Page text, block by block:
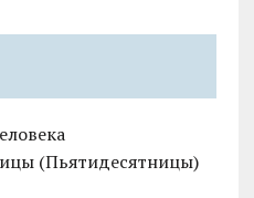
(Пьятидесятницы)